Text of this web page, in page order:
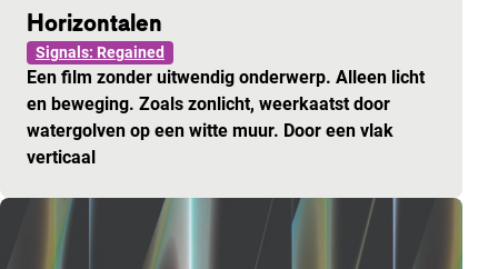
Horizontalen
Signals: Regained
Een film zonder uitwendig onderwerp. Alleen licht
en beweging. Zoals zonlicht, weerkaatst door
watergolven op een witte muur. Door een vlak
verticaal